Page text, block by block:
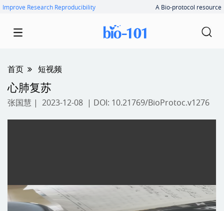
Improve Research Reproducibility A Bio-protocol resource
首页 短视频
心肺复苏
张国慧 | 2023-12-08 | DOI: 10.21769/BioProtoc.v1276